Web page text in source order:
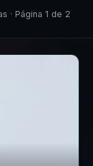
· Página 1 de 2